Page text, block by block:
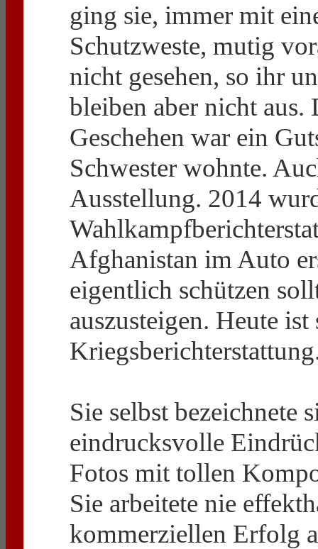
ging sie, immer mit
Schutzweste, mutig
nicht gesehen, so ihr
bleiben aber nicht
Geschehen war ein
Schwester wohnte.
Ausstellung. 2014
Afghanistan im Auto
eigentlich schützen
auszusteigen. Heute
Sie selbst bezeichnete
eindrucksvolle
Fotos mit tollen
Sie arbeitete nie
kommerziellen Erfolg